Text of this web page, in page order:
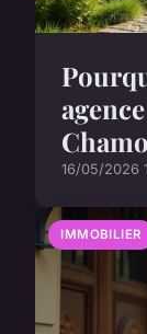
16/05/2026
IMMOBILIER